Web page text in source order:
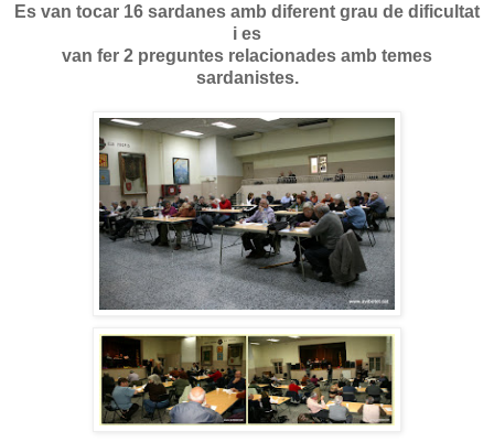
Es van tocar 16 sardanes amb diferent grau de dificultat
i es
van fer 2 preguntes relacionades amb temes
sardanistes.